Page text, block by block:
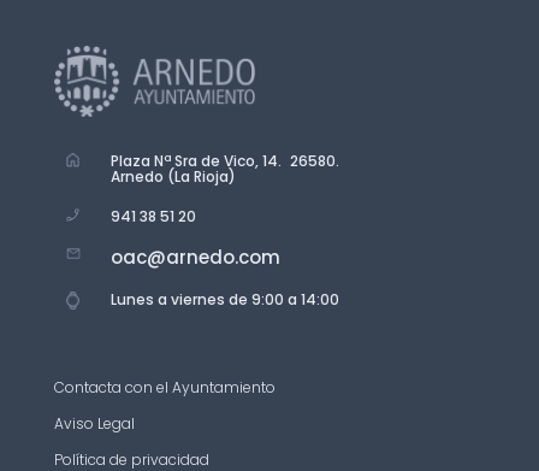
Plaza Nª Sra de Vico, 14. 26580.
Arnedo (La Rioja)
941 38 51 20
oac@arnedo.com
Lunes a viernes de 9:00 a 14:00
Contacta con el Ayuntamiento
Aviso Legal
Política de privacidad